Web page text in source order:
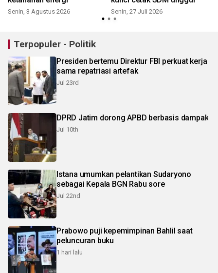
Senin, 3 Agustus 2026 Senin, 27 Juli 2026
Terpopuler - Politik
Presiden bertemu Direktur FBI perkuat kerja
sama repatriasi artefak
Jul 23rd
DPRD Jatim dorong APBD berbasis dampak
Jul 10th
Istana umumkan pelantikan Sudaryono
sebagai Kepala BGN Rabu sore
Jul 22nd
Prabowo puji kepemimpinan Bahlil saat
peluncuran buku
1 hari lalu